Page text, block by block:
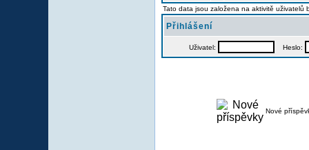
Tato data jsou založena na aktivitě uživatelů
Přihlášení
Uživatel: Heslo:
Nové